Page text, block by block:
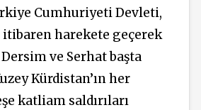
Cumhuriyeti Devleti,
itibaren harekete geçerek
ve Serhat başta
Kürdistan’ın her
katliam saldırıları